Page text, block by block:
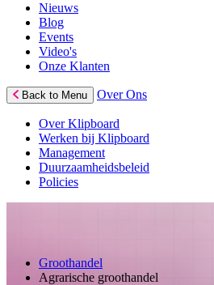
Nieuws
Blog
Events
Video's
Onze Klanten
Back to Menu Over Ons
Over Klipboard
Werken bij Klipboard
Management
Duurzaamheidsbeleid
Policies
Groothandel
Agrarische groothandel